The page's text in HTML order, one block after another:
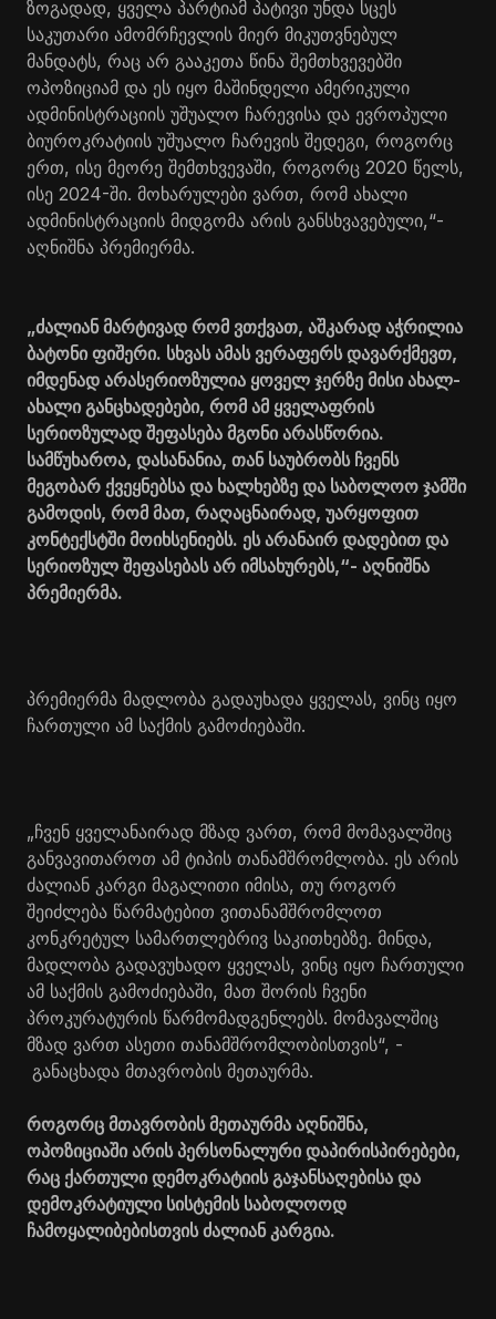
ზოგადად, ყველა პარტიამ პატივი უნდა სცეს
საკუთარი ამომრჩევლის მიერ მიკუთვნებულ
მანდატს, რაც არ გააკეთა წინა შემთხვევებში
ოპოზიციამ და ეს იყო მაშინდელი ამერიკული
ადმინისტრაციის უშუალო ჩარევისა და ევროპული
ბიუროკრატიის უშუალო ჩარევის შედეგი, როგორც
ერთ, ისე მეორე შემთხვევაში, როგორც 2020 წელს,
ისე 2024-ში. მოხარულები ვართ, რომ ახალი
ადმინისტრაციის მიდგომა არის განსხვავებული,“-
აღნიშნა პრემიერმა.
„ძალიან მარტივად რომ ვთქვათ, აშკარად აჭრილია
ბატონი ფიშერი. სხვას ამას ვერაფერს დავარქმევთ,
იმდენად არასერიოზულია ყოველ ჯერზე მისი ახალ-
ახალი განცხადებები, რომ ამ ყველაფრის
სერიოზულად შეფასება მგონი არასწორია.
სამწუხაროა, დასანანია, თან საუბრობს ჩვენს
მეგობარ ქვეყნებსა და ხალხებზე და საბოლოო ჯამში
გამოდის, რომ მათ, რაღაცნაირად, უარყოფით
კონტექსტში მოიხსენიებს. ეს არანაირ დადებით და
სერიოზულ შეფასებას არ იმსახურებს,“- აღნიშნა
პრემიერმა.
პრემიერმა მადლობა გადაუხადა ყველას, ვინც იყო
ჩართული ამ საქმის გამოძიებაში.
„ჩვენ ყველანაირად მზად ვართ, რომ მომავალშიც
განვავითაროთ ამ ტიპის თანამშრომლობა. ეს არის
ძალიან კარგი მაგალითი იმისა, თუ როგორ
შეიძლება წარმატებით ვითანამშრომლოთ
კონკრეტულ სამართლებრივ საკითხებზე. მინდა,
მადლობა გადავუხადო ყველას, ვინც იყო ჩართული
ამ საქმის გამოძიებაში, მათ შორის ჩვენი
პროკურატურის წარმომადგენლებს. მომავალშიც
მზად ვართ ასეთი თანამშრომლობისთვის“, -
განაცხადა მთავრობის მეთაურმა.
როგორც მთავრობის მეთაურმა აღნიშნა,
ოპოზიციაში არის პერსონალური დაპირისპირებები,
რაც ქართული დემოკრატიის გაჯანსაღებისა და
დემოკრატიული სისტემის საბოლოოდ
ჩამოყალიბებისთვის ძალიან კარგია.